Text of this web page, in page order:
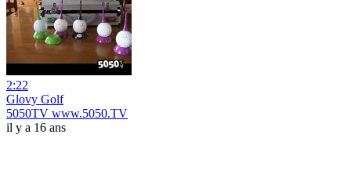
2:22
Glovy Golf
5050TV www.5050.TV
il y a 16 ans